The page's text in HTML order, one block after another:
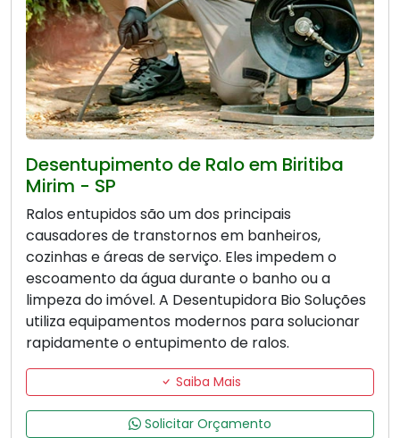
Desentupimento de Ralo em Biritiba
Mirim - SP
Ralos entupidos são um dos principais
causadores de transtornos em banheiros,
cozinhas e áreas de serviço. Eles impedem o
escoamento da água durante o banho ou a
limpeza do imóvel. A Desentupidora Bio Soluções
utiliza equipamentos modernos para solucionar
rapidamente o entupimento de ralos.
Saiba Mais
Solicitar Orçamento